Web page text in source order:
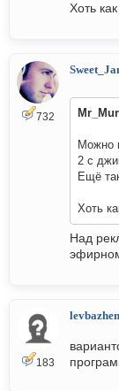
Хоть
732
Можно
2 с
Ещё
Хоть
Над
183